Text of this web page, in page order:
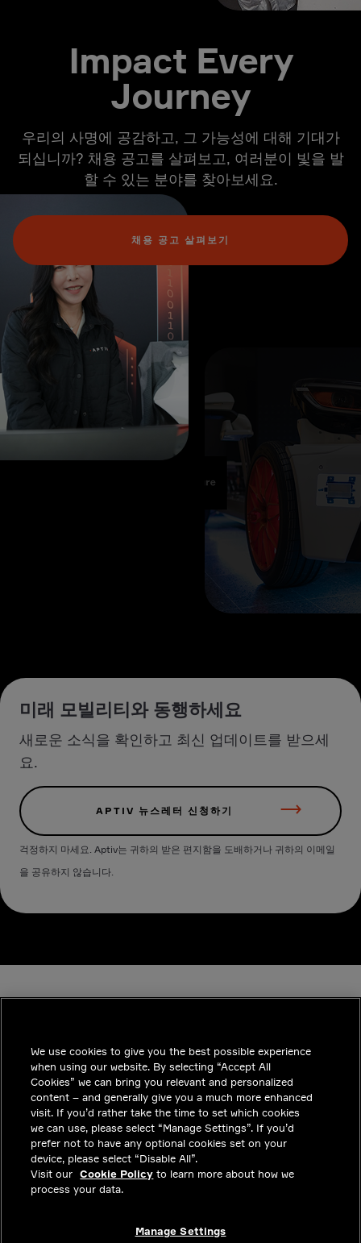
Impact Every
Journey
우리의 사명에 공감하고, 그 가능성에 대해 기대가
되십니까? 채용 공고를 살펴보고, 여러분이 빛을 발
할 수 있는 분야를 찾아보세요.
채용 공고 살펴보기
미래 모빌리티와 동행하세요
새로운 소식을 확인하고 최신 업데이트를 받으세
요.
APTIV 뉴스레터 신청하기
걱정하지 마세요. Aptiv는 귀하의 받은 편지함을 도배하거나 귀하의 이메일
을 공유하지 않습니다.
INDUSTRIES
통찰력
솔루션
커리어
투자자
We use cookies to give you the best possible experience
when using our website. By selecting “Accept All
Cookies” we can bring you relevant and personalized
content – and generally give you a much more enhanced
visit. If you’d rather take the time to set which cookies
we can use, please select “Manage Settings”. If you’d
prefer not to have any optional cookies set on your
device, please select “Disable All”.
Visit our Cookie Policy to learn more about how we
process your data.
Manage Settings